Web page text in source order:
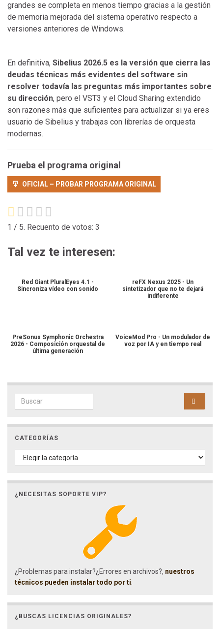
grandes se completa en menos tiempo gracias a la gestión
de memoria mejorada del sistema operativo respecto a
versiones anteriores de Windows.
En definitiva, Sibelius 2026.5 es la versión que cierra las
deudas técnicas más evidentes del software sin
resolver todavía las preguntas más importantes sobre
su dirección, pero el VST3 y el Cloud Sharing extendido
son razones más que suficientes para actualizar si ya eres
usuario de Sibelius y trabajas con librerías de orquesta
modernas.
Prueba el programa original
OFICIAL – PROBAR PROGRAMA ORIGINAL
1 / 5. Recuento de votos: 3
Tal vez te interesen:
Red Giant PluralEyes 4.1 -
Sincroniza vídeo con sonido
reFX Nexus 2025 - Un
sintetizador que no te dejará
indiferente
PreSonus Symphonic Orchestra
2026 - Composición orquestal de
última generación
VoiceMod Pro - Un modulador de
voz por IA y en tiempo real
Search for:
CATEGORÍAS
CATEGORÍAS
¿NECESITAS SOPORTE VIP?
¿Problemas para instalar?¿Errores en archivos?, nuestros
técnicos pueden instalar todo por ti
¿BUSCAS LICENCIAS ORIGINALES?